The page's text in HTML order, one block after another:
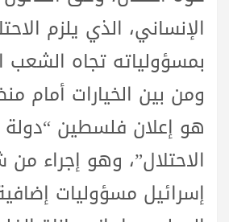
الإنساني، الذي يلزم
بمسؤولياته تجاه
ومن بين الخيارات أمام
هو إعلان فلسطين
الاحتلال”، وهو إجراء
إسرائيل مسؤوليات